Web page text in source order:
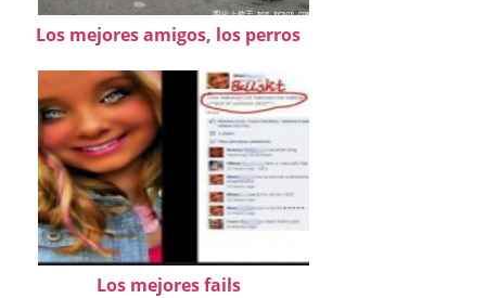
Los mejores amigos, los perros
Los mejores fails